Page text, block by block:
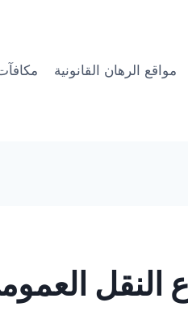
مواقع الرهان القانونية